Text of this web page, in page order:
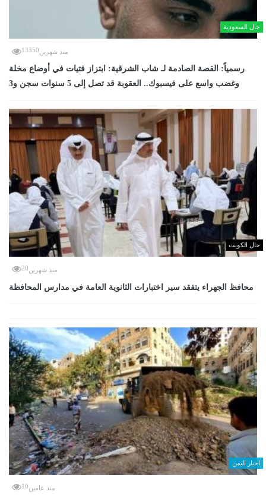
حال السعودية
منذ شهرين13350
رسمياً: القصة الصادمة لـ شاب الشرقية: ابتزاز فتيات في أوضاع مخلة
وغضب واسع على فيسبوك.. العقوبة قد تصل إلى 5 سنوات سجن و3
حال الكويت
منذ شهرين20
محافظ الجهراء يتفقد سير اختبارات الثانوية العامة في مدارس المحافظة
اخبار اليمن
منذ عامين10